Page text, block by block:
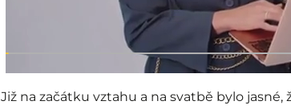
Již na začátku vztahu a na svatbě bylo jasné,